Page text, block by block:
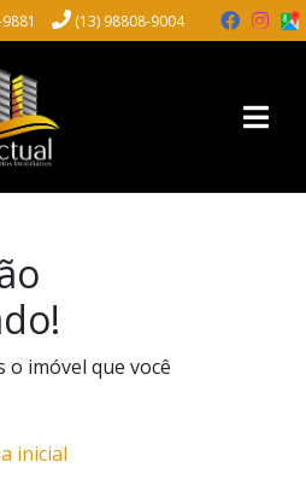
(13) 98808-9004
imóvel que você
inicial